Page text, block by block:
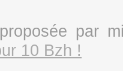
par
10 Bzh !